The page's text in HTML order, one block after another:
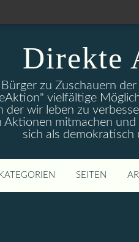
Direkte
zu Zuschauern
vielfältige
wir leben zu
Aktionen mitmachen
sich als
SEITEN